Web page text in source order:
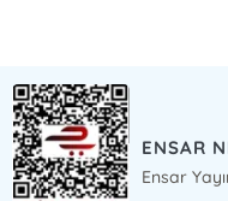
ENSAR
Ensar